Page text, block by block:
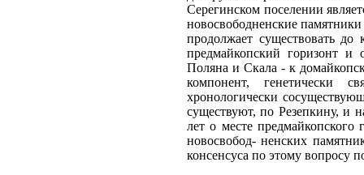
Серегинском поселении
новосвободненские
продолжает существовать
предмайкопский горизонт и
Поляна и Скала - к
компонент, генетически
хронологически
существуют, по Резепкину, и
лет о месте
новосвобод- ненских
консенсуса по этому вопросу